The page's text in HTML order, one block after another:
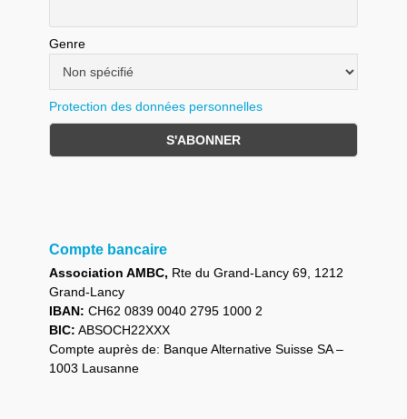
Genre
Protection des données personnelles
Compte bancaire
Association AMBC, Rte du Grand-Lancy 69, 1212
Grand-Lancy
IBAN: CH62 0839 0040 2795 1000 2
BIC: ABSOCH22XXX
Compte auprès de: Banque Alternative Suisse SA –
1003 Lausanne